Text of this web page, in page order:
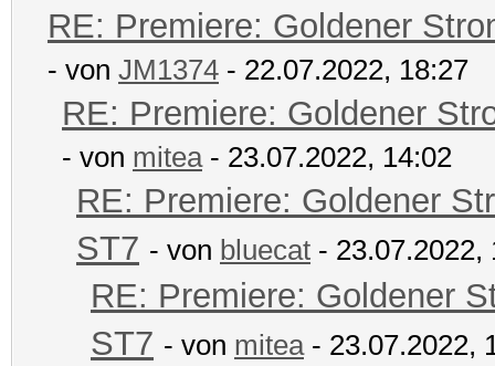
RE: Premiere: Goldener
- von JM1374 - 22.07.2022, 18:27
RE: Premiere: Goldener
- von mitea- 23.07.2022, 14:02
RE: Premiere: Goldener
ST7 - von bluecat - 23.07.2022,
RE: Premiere: Goldener
ST7 - von mitea- 23.07.2022,